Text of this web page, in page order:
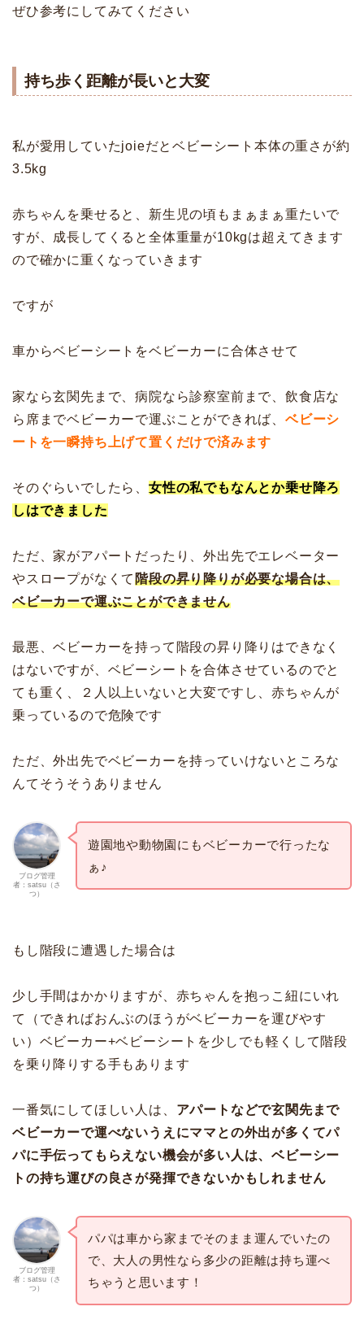
ぜひ参考にしてみてください
持ち歩く距離が長いと大変
私が愛用していたjoieだとベビーシート本体の重さが約
3.5kg
赤ちゃんを乗せると、新生児の頃もまぁまぁ重たいで
すが、成長してくると全体重量が10kgは超えてきます
ので確かに重くなっていきます
ですが
車からベビーシートをベビーカーに合体させて
家なら玄関先まで、病院なら診察室前まで、飲食店な
ら席までベビーカーで運ぶことができれば、 ベビーシ
ートを一瞬持ち上げて置くだけで済みます
そのぐらいでしたら、 女性の私でもなんとか乗せ降ろ
しはできました
ただ、家がアパートだったり、外出先でエレベーター
やスロープがなくて階段の昇り降りが必要な場合は、
ベビーカーで運ぶことができません
最悪、ベビーカーを持って階段の昇り降りはできなく
はないですが、ベビーシートを合体させているのでと
ても重く、２人以上いないと大変ですし、赤ちゃんが
乗っているので危険です
ただ、外出先でベビーカーを持っていけないところな
んてそうそうありません
ブログ管理
者：satsu（さ
つ）
遊園地や動物園にもベビーカーで行ったな
ぁ♪
もし階段に遭遇した場合は
少し手間はかかりますが、赤ちゃんを抱っこ紐にいれ
て（できればおんぶのほうがベビーカーを運びやす
い）ベビーカー+ベビーシートを少しでも軽くして階段
を乗り降りする手もあります
一番気にしてほしい人は、 アパートなどで玄関先まで
ベビーカーで運べないうえにママとの外出が多くてパ
パに手伝ってもらえない機会が多い人は、ベビーシー
トの持ち運びの良さが発揮できないかもしれません
ブログ管理
者：satsu（さ
つ）
パパは車から家までそのまま運んでいたの
で、大人の男性なら多少の距離は持ち運べ
ちゃうと思います！